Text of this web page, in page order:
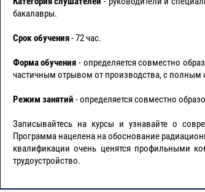
бакалавры.
Срок обучения- 72 час.
Форма обучения - определяется совместно
частичным отрывом от производства, с полным
Режим занятий - определяется совместно
Записывайтесь на курсы и узнавайте о
Программа нацелена на обоснование
квалификации очень ценятся профильными
трудоустройство.
при обосновании радиационной и
выполнения работ
и сметного нормирования